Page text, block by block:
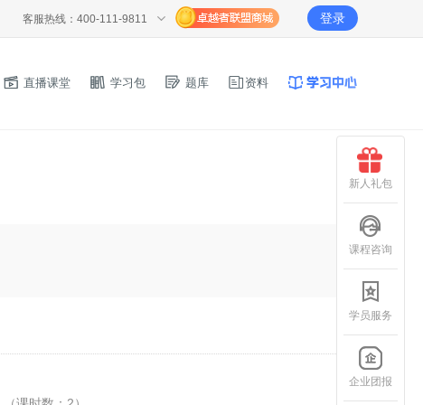
客服热线：400-111-9811 登录
直播课堂 学习包 题库 资料
新人礼包
课程咨询
学员服务
企业团报